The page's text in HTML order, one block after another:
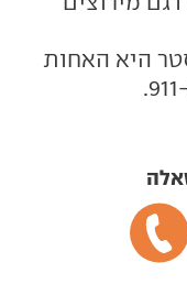
היא האחות